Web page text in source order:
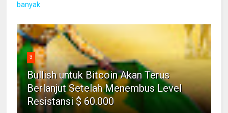
banyak
3
Bullish untuk Bitcoin Akan Terus
Berlanjut Setelah Menembus Level
Resistansi $ 60.000